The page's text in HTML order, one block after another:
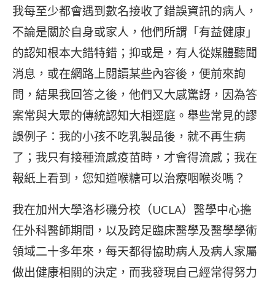
我每至少都會遇到數名接收了錯誤資訊的病人，
不論是關於自身或家人，他們所謂「有益健康」
的認知根本大錯特錯；抑或是，有人從媒體聽聞
消息，或在網路上閱讀某些內容後，便前來詢
問，結果我回答之後，他們又大感驚訝，因為答
案常與大眾的傳統認知大相逕庭。舉些常見的謬
誤例子：我的小孩不吃乳製品後，就不再生病
了；我只有接種流感疫苗時，才會得流感；我在
報紙上看到，您知道喉糖可以治療咽喉炎嗎？
我在加州大學洛杉磯分校（UCLA）醫學中心擔
任外科醫師期間，以及跨足臨床醫學及醫學學術
領域二十多年來，每天都得協助病人及病人家屬
做出健康相關的決定，而我發現自己經常得努力